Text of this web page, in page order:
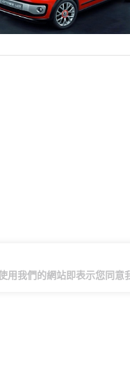
用我們的網站即表示您同意